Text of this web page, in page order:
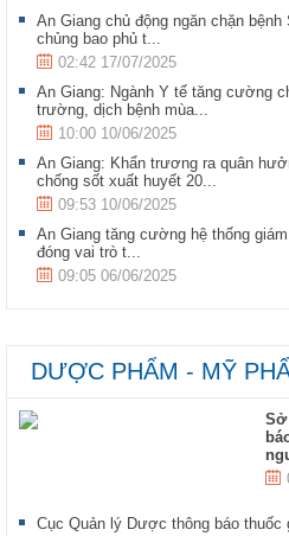
An Giang chủ động ngăn chặn
chủng bao phủ t...
02:42 17/07/2025
An Giang: Ngành Y tế tăng cường
trường, dịch bệnh mùa...
10:00 10/06/2025
An Giang: Khẩn trương ra quân
chống sốt xuất huyết 20...
09:53 10/06/2025
An Giang tăng cường hệ thống
đóng vai trò t...
09:05 06/06/2025
DƯỢC PHẨM - MỸ
Sở
Cục Quản lý Dược thông báo thuốc